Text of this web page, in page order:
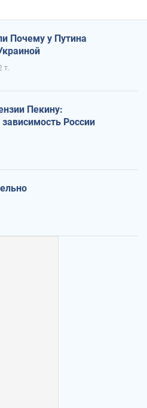
Почему у Путина
т.
Пекину:
России